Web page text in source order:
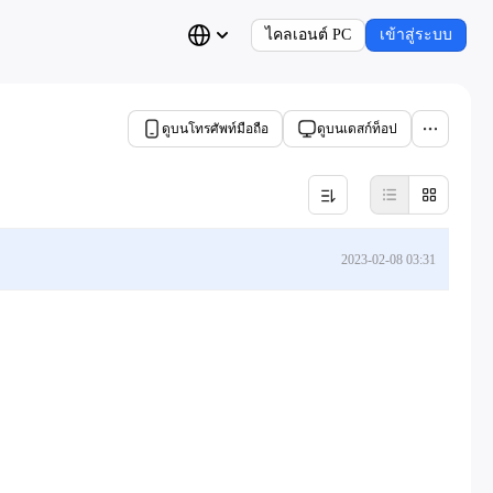
ไคลเอนต์ PC เข้าสู่ระบบ
ดูบนโทรศัพท์มือถือ ดูบนเดสก์ท็อป
2023-02-08 03:31